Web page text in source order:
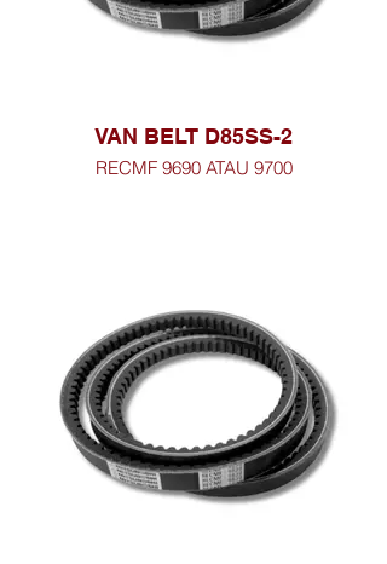
VAN BELT D85SS-2
RECMF 9690 ATAU 9700